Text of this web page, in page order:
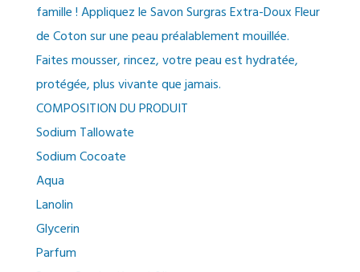
famille ! Appliquez le Savon Surgras Extra-Doux Fleur
de Coton sur une peau préalablement mouillée.
Faites mousser, rincez, votre peau est hydratée,
protégée, plus vivante que jamais.
COMPOSITION DU PRODUIT
Sodium Tallowate
Sodium Cocoate
Aqua
Lanolin
Glycerin
Parfum